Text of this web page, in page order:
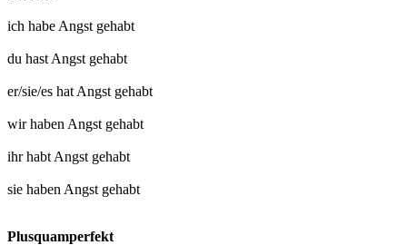
ich habe Angst gehabt
du hast Angst gehabt
er/sie/es hat Angst gehabt
wir haben Angst gehabt
ihr habt Angst gehabt
sie haben Angst gehabt
Plusquamperfekt